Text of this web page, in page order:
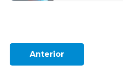
Anterior